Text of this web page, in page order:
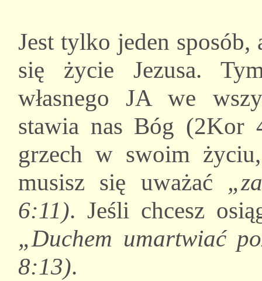
Jest tylko jeden sposób,
się życie Jezusa.
własnego JA we
stawia nas Bóg (2Kor
grzech w swoim
musisz się uważać
6:11). Jeśli chcesz
„Duchem umartwiać
8:13).